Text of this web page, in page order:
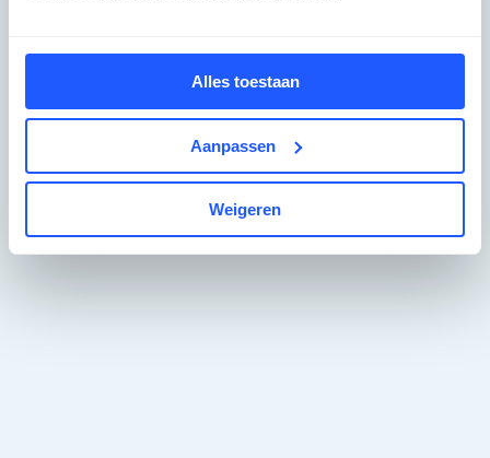
Alles toestaan
Aanpassen
Weigeren